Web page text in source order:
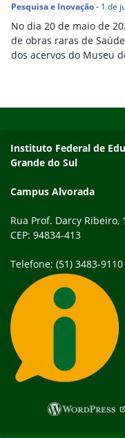
Pesquisa e Inovação- 1 de
No dia 20 de maio de
de obras raras de
dos acervos do Museu
Endereço
Instituto Federal de
Grande do Sul
Campus Alvorada
Rua Prof. Darcy Ribeiro,
CEP: 94834-413
Telefone: (51) 3483-9110